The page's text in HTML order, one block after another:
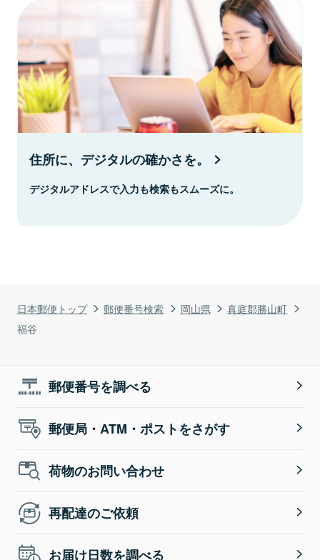
日本郵便トップ 郵便番号検索 岡山県
真庭郡勝山町
福谷
住所に、デジタルの確かさを。
デジタルアドレスで入力も検索もスムーズに。
郵便番号を調べる
郵便局・ATM・ポストをさがす
荷物のお問い合わせ
再配達のご依頼
お届け日数を調べる